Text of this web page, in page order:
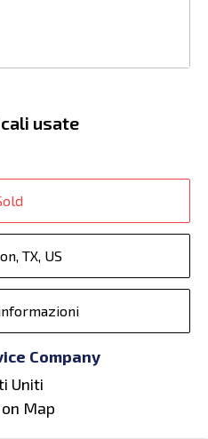
usate
TX, US
Company
Uniti
Map